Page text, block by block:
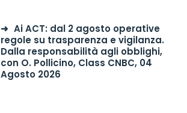
Ai ACT: dal 2 agosto operative
regole su trasparenza e vigilanza.
Dalla responsabilità agli obblighi,
con O. Pollicino, Class CNBC, 04
Agosto 2026